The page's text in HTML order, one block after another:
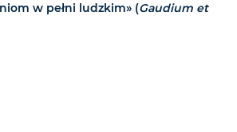
w pełni ludzkim» (Gaudium et